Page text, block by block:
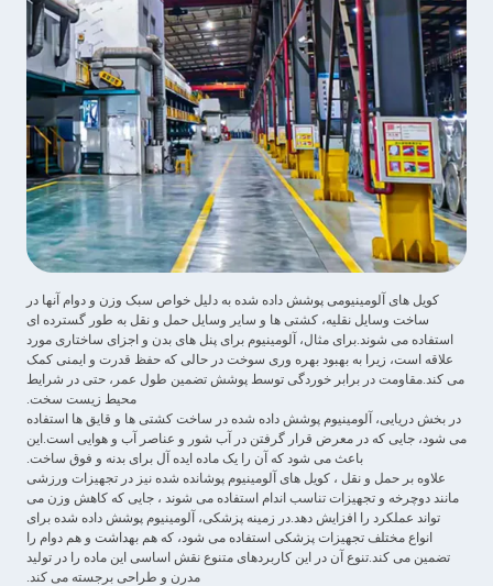
کویل های آلومینیومی پوشش داده شده به دلیل خواص سبک وزن و دوام آنها در
ساخت وسایل نقلیه، کشتی ها و سایر وسایل حمل و نقل به طور گسترده ای
استفاده می شوند.برای مثال، آلومینیوم برای پنل های بدن و اجزای ساختاری مورد
علاقه است، زیرا به بهبود بهره وری سوخت در حالی که حفظ قدرت و ایمنی کمک
می کند.مقاومت در برابر خوردگی توسط پوشش تضمین طول عمر، حتی در شرایط
محیط زیست سخت.
در بخش دریایی، آلومینیوم پوشش داده شده در ساخت کشتی ها و قایق ها استفاده
می شود، جایی که در معرض قرار گرفتن در آب شور و عناصر آب و هوایی است.این
باعث می شود که آن را یک ماده ایده آل برای بدنه و فوق ساخت.
علاوه بر حمل و نقل ، کویل های آلومینیوم پوشانده شده نیز در تجهیزات ورزشی
مانند دوچرخه و تجهیزات تناسب اندام استفاده می شوند ، جایی که کاهش وزن می
تواند عملکرد را افزایش دهد.در زمینه پزشکی، آلومینیوم پوشش داده شده برای
انواع مختلف تجهیزات پزشکی استفاده می شود، که هم بهداشت و هم دوام را
تضمین می کند.تنوع آن در این کاربردهای متنوع نقش اساسی این ماده را در تولید
مدرن و طراحی برجسته می کند.